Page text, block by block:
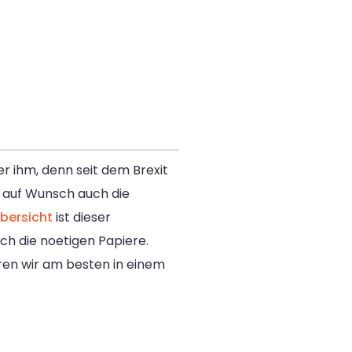
ihm, denn seit dem Brexit
Wunsch auch die
ist dieser
die noetigen Papiere.
wir am besten in einem